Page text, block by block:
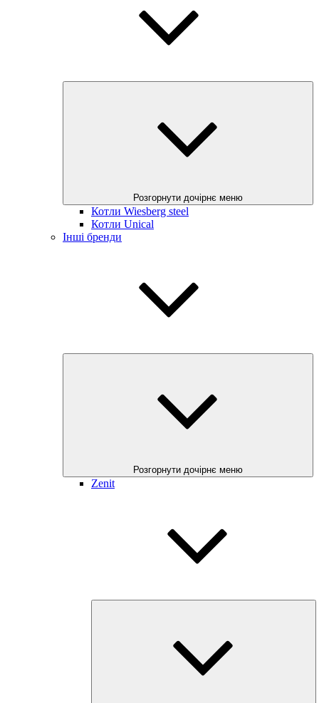
Розгорнути дочірнє меню
Котли Wiesberg steel
Котли Unical
Інші бренди
Розгорнути дочірнє меню
Zenit